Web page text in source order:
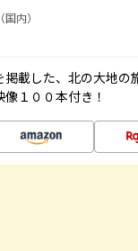
内）
載した、北の大地
１００本付き！